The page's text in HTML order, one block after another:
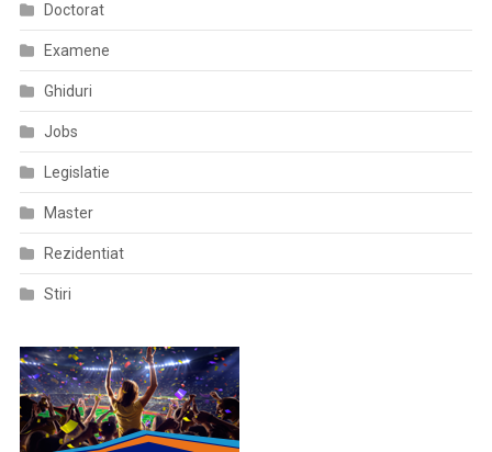
Doctorat
Examene
Ghiduri
Jobs
Legislatie
Master
Rezidentiat
Stiri